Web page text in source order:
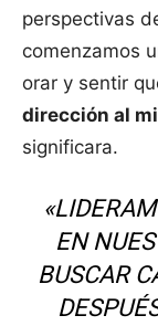
perspectivas
comenzamos
orar y sentir
dirección al
significara.
EN
BUSCAR